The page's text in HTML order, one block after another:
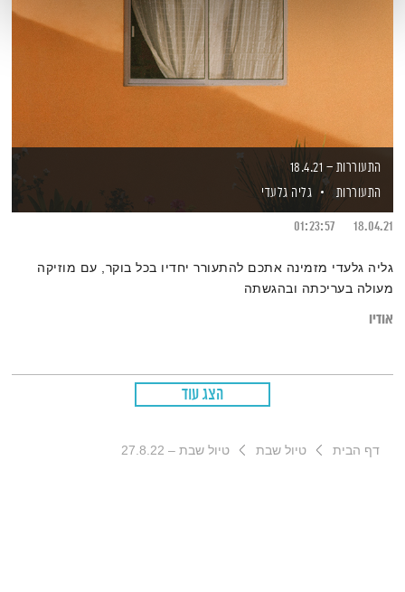
התעוררות – 18.4.21
התעוררות
גליה גלעדי
18.04.21
01:23:57
גליה גלעדי מזמינה אתכם להתעורר יחדיו בכל בוקר, עם מוזיקה
מעולה בעריכתה ובהגשתה
אודיו
הצג עוד
דף הבית טיול שבת טיול שבת – 27.8.22